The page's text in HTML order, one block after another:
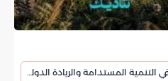
سياحة عسير 2026: آفاق جديدة في التنمية المستدامة والريادة الدولية